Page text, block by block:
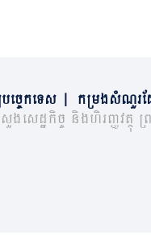
ច្ចេកទេស កម្រងសំណួរដ
ងសេដ្ឋកិច្ច និងហិរញ្ញវត្ថុ ព្